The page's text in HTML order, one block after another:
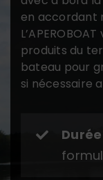
en accordant
produits du
bateau pour
si nécessaire